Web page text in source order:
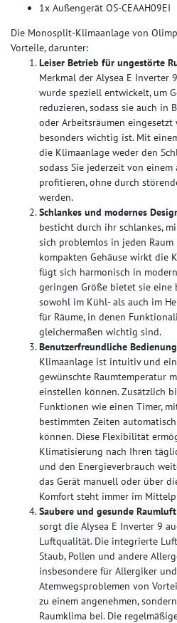
1x Außengerät OS-CEAAH09EI
Die Monosplit-Klimaanlage von
Vorteile, darunter:
Leiser Betrieb für ungestörte
Merkmal der Alysea E Inverter
wurde speziell entwickelt, um
reduzieren, sodass sie auch in
oder Arbeitsräumen eingesetzt
besonders wichtig ist. Mit
die Klimaanlage weder den
sodass Sie jederzeit von einem
profitieren, ohne durch
werden.
Schlankes und modernes
besticht durch ihr schlankes,
sich problemlos in jeden
kompakten Gehäuse wirkt die
fügt sich harmonisch in
geringen Größe bietet sie eine
sowohl im Kühl- als auch im
für Räume, in denen
gleichermaßen wichtig sind.
Benutzerfreundliche
Klimaanlage ist intuitiv und
gewünschte Raumtemperatur
einstellen können. Zusätzlich
Funktionen wie einen Timer,
bestimmten Zeiten
können. Diese Flexibilität
Klimatisierung nach Ihren
und den Energieverbrauch
das Gerät manuell oder über
Komfort steht immer im
Saubere und gesunde
sorgt die Alysea E Inverter 9
Luftqualität. Die integrierte
Staub, Pollen und andere
insbesondere für Allergiker
Atemwegsproblemen von
zu einem angenehmen,
Raumklima bei. Die